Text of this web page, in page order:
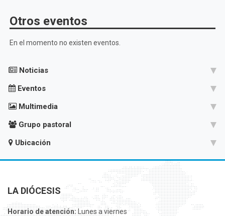
Otros eventos
En el momento no existen eventos.
Noticias
Eventos
Multimedia
Grupo pastoral
Ubicación
LA DIÓCESIS
Horario de atención:Lunes a viernes